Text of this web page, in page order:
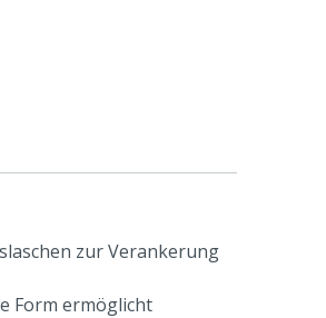
zur Verankerung
Form ermöglicht